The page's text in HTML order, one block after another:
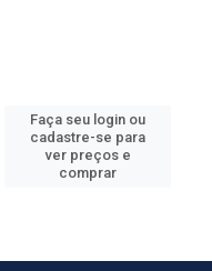
Faça seu login ou
cadastre-se para
ver preços e
comprar